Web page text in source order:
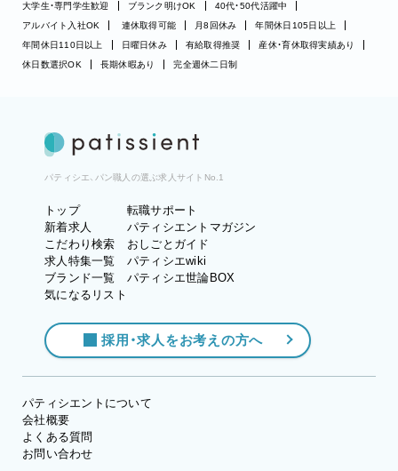
大学生・専門学生歓迎
ブランク明けOK
40代・50代活躍中
アルバイト入社OK
連休取得可能 月8回休み
年間休日105日以上
年間休日110日以上
日曜日休み 有給取得推奨
産休・育休取得実績あり
休日数選択OK
長期休暇あり 完全週休二日制
パティシエ、パン職人の選ぶ求人サイトNo.1
トップ
新着求人
こだわり検索
求人特集一覧
ブランド一覧
気になるリスト
転職サポート
パティシエントマガジン
おしごとガイド
パティシエwiki
パティシエ世論BOX
採用・求人をお考えの方へ
パティシエントについて
会社概要
よくある質問
お問い合わせ